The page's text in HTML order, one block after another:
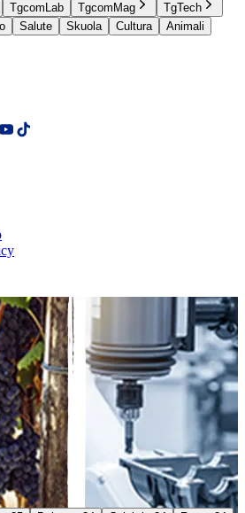
TgcomLab TgcomMag
TgTech
Salute Skuola Cultura
Animali